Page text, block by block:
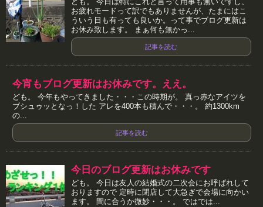
お疲れモードって訳でもありませんが、たまにはこ
ういう日も有っても良いか。って事でブログ更新は
お休み致します。 まぁ何も無かっ...
記事を読む
今宵もブログ更新はお休みです。ええ。
ども。 今年もやってきました・・・この時期が。 真っ赤なアイツを
ブシュゥッとなっ！した アレを400本も積んで・・・。 約1300km
の...
記事を読む
今日のブログ更新はお休みです
ども。 今日は友人の結婚式の二次会にお呼ばれして
おりますので 定時に閉店して大急ぎで会場に向かい
ます。 間に合うか微妙・・・。 ではでは...